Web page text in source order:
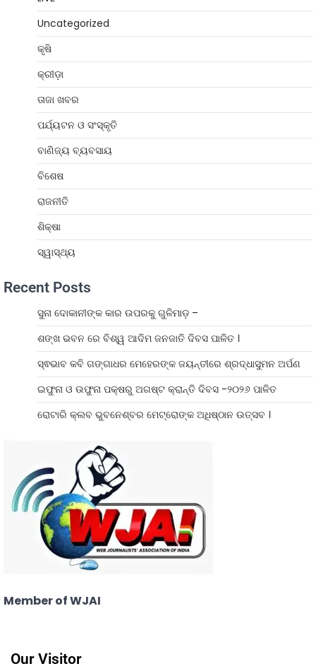
Uncategorized
କୃଷି
କ୍ରୀଡ଼ା
ତାଜା ଖବର
ପର୍ଯ୍ୟଟନ ଓ ସଂସ୍କୃତି
ବାଣିଜ୍ୟ ବ୍ୟବସାୟ
ବିଶେଷ
ରାଜନୀତି
ଶିକ୍ଷା
ସ୍ୱାସ୍ଥ୍ୟ
Recent Posts
ସୁନା ଦୋକାନୀଙ୍କ କାର ଉପରକୁ ଗୁଳିମାଡ଼ –
ଶଙ୍ଖ ଭବନ ରେ ବିଶ୍ୱ ଆଦିମ ଜନଜାତି ଦିବସ ପାଳିତ ।
ସ୍ଵଭାବ କବି ଗଙ୍ଗାଧର ମେହେରଙ୍କ ଜୟନ୍ତୀରେ ଶ୍ରଦ୍ଧାସୁମନ ଅର୍ପଣ
ଇଫୁନା ଓ ଉଫୁନା ପକ୍ଷରୁ ଅଗଷ୍ଟ କ୍ରାନ୍ତି ଦିବସ -୨୦୨୬ ପାଳିତ
ରୋଟାରି କ୍ଲବ ଭୁବନେଶ୍ବର ମେଟ୍ରୋଙ୍କ ଅଧିଷ୍ଠାନ ଉତ୍ସବ ।
Member of WJAI
Our Visitor